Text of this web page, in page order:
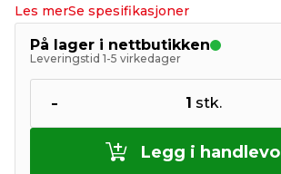
Les merSe spesifikasjoner
På lager i nettbutikken
Leveringstid 1-5 virkedager
- 1 stk.
Legg i